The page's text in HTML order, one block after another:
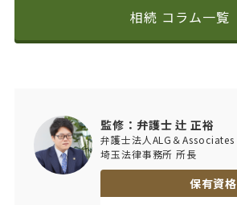
相続 コラム一覧
監修：弁護士 辻 正裕
弁護士法人ALG＆Associates
埼玉法律事務所 所長
保有資格